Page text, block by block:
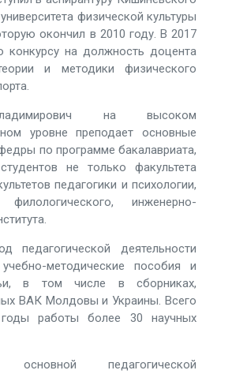
физической культуры
окончил в 2010 году. В 2017
конкурсу на должность доцента
и методики физического
на высоком
уровне преподает основные
по программе бакалавриата,
не только факультета
педагогики и психологии,
филологического, инженерно-
педагогической деятельности
методические пособия и
в том числе в сборниках,
ВАК Молдовы и Украины. Всего
работы более 30 научных
педагогической